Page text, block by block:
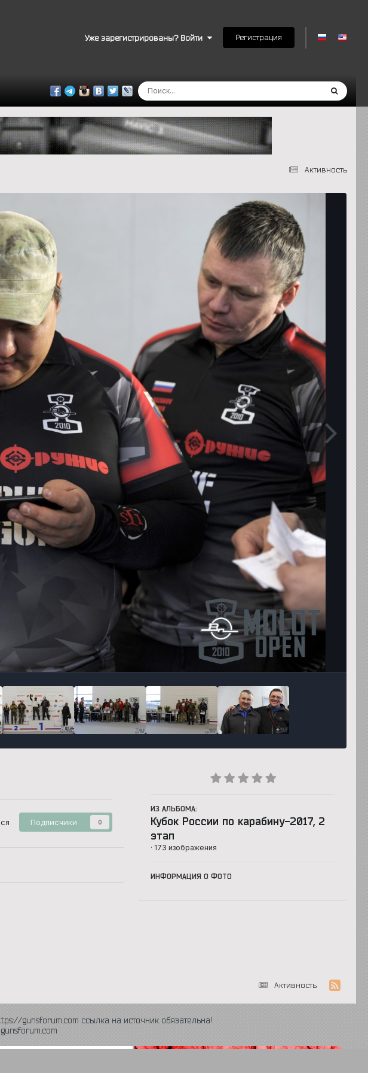
Уже зарегистрированы? Войти Регистрация
Активность
Инструменты
Подписчики 0
ИЗ АЛЬБОМА:
Кубок России по карабину-2017, 2
этап
· 173 изображения
ИНФОРМАЦИЯ О ФОТО
Активность
gunsforum.com ссылка на источник обязательна!